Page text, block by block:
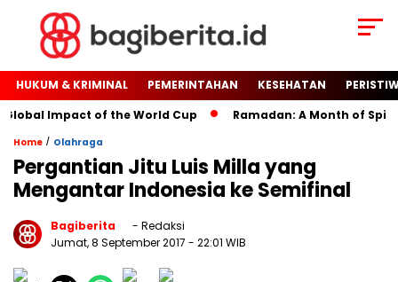
HUKUM & KRIMINAL PEMERINTAHAN KESEHATAN
Impact of the World Cup
Ramadan: A Month of
Home / Olahraga
Pergantian Jitu Luis Milla yang
Mengantar Indonesia ke Semifinal
Bagiberita
- Redaksi
Jumat, 8 September 2017 - 22:01 WIB